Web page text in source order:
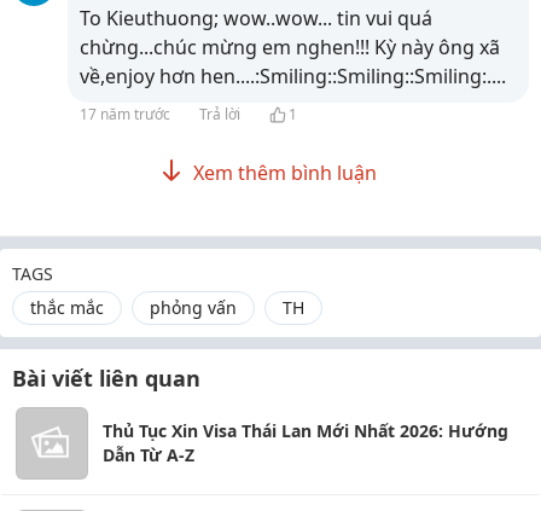
To Kieuthuong; wow..wow... tin vui quá
chừng...chúc mừng em nghen!!! Kỳ này ông xã
về,enjoy hơn hen....:Smiling::Smiling::Smiling:....
17 năm trước Trả lời 1
Xem thêm bình luận
TAGS
thắc mắc
phỏng vấn TH
Bài viết liên quan
Thủ Tục Xin Visa Thái Lan Mới Nhất 2026: Hướng
Dẫn Từ A-Z